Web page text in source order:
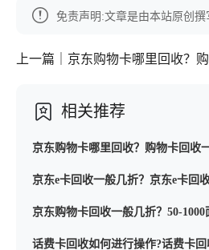
免责声明:文章是由本站原创
上一篇｜京东购物卡哪里回收？
相关推荐
京东购物卡哪里回收？购物卡回收
京东e卡回收一般几折？京东e卡回
京东购物卡回收一般几折？50-1000
话费卡回收如何进行操作?话费卡回